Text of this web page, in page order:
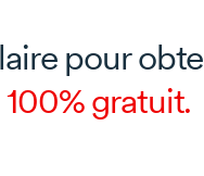
pour
gratuit.